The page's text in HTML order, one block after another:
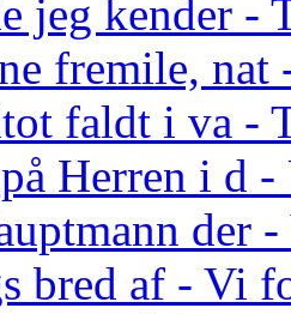
jeg kender -
fremile,
faldt i va -
Herren i d -
der
bred af - Vi